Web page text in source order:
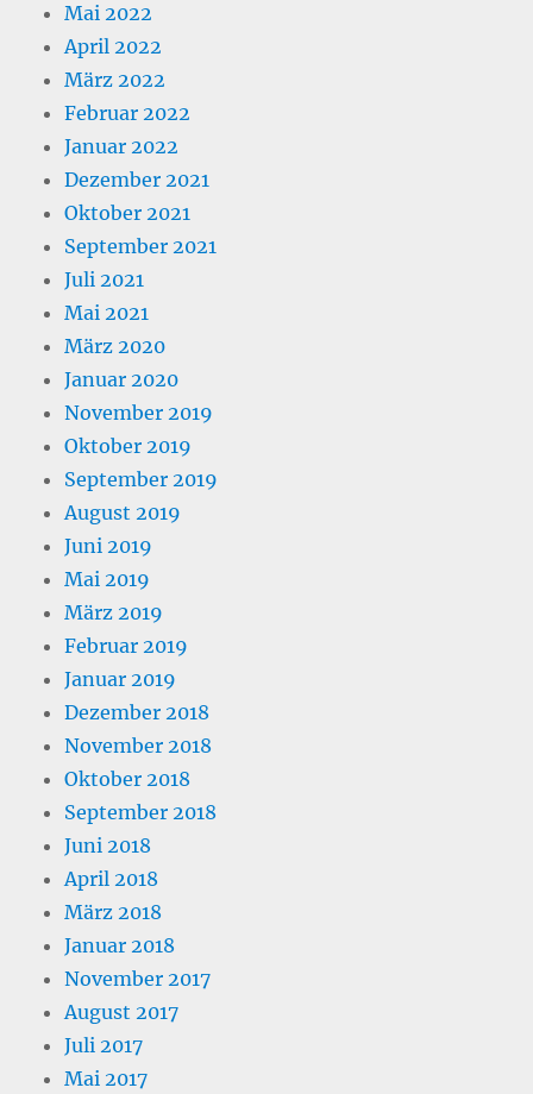
Mai 2022
April 2022
März 2022
Februar 2022
Januar 2022
Dezember 2021
Oktober 2021
September 2021
Juli 2021
Mai 2021
März 2020
Januar 2020
November 2019
Oktober 2019
September 2019
August 2019
Juni 2019
Mai 2019
März 2019
Februar 2019
Januar 2019
Dezember 2018
November 2018
Oktober 2018
September 2018
Juni 2018
April 2018
März 2018
Januar 2018
November 2017
August 2017
Juli 2017
Mai 2017